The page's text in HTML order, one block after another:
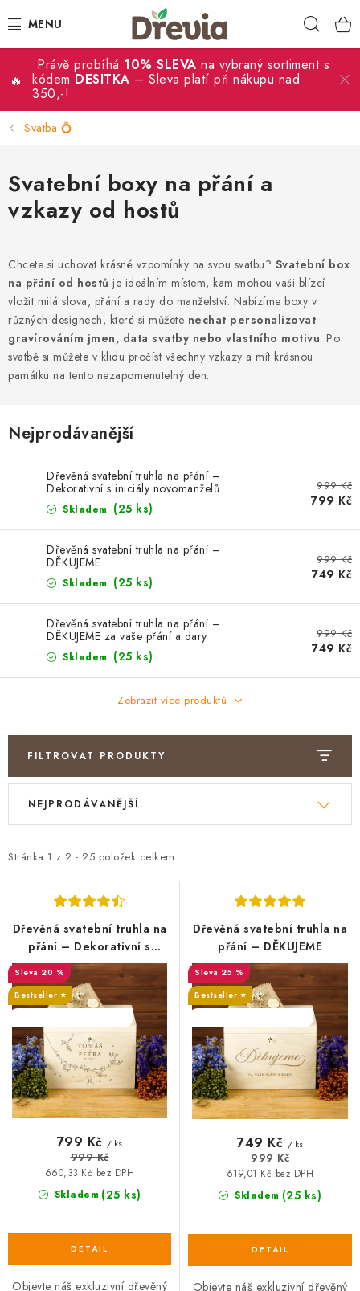
na
SVATBA 💍
DÁRKY
KUCHYŇSKÉ POTŘEBY
PŘÍLEŽITOSTI
MATERIÁLY A TVOŘENÍ
PRO FIRMY
VÝPRODEJ 🔥
Hodnocení obchodu
Stav objednávky
Reklamace a vrácení zboží
Dřeviny a certifikáty
Pro firmy Velkoobchod
Právě probíhá 10% SLEVA na vybraný sortiment s
kódem DESITKA – Sleva platí při nákupu nad
350,-!
Svatba 💍
Svatební boxy na přání a
vzkazy od hostů
Chcete si uchovat krásné vzpomínky na svou svatbu? Svatební box
na přání od hostů je ideálním místem, kam mohou vaši blízcí
vložit milá slova, přání a rady do manželství. Nabízíme boxy v
různých designech, které si můžete nechat personalizovat
gravírováním jmen, data svatby nebo vlastního motivu. Po
svatbě si můžete v klidu pročíst všechny vzkazy a mít krásnou
památku na tento nezapomenutelný den.
Nejprodávanější
Dřevěná svatební truhla na přání –
Dekorativní s iniciály novomanželů
Skladem (25 ks)
999 Kč
799 Kč
Dřevěná svatební truhla na přání –
DĚKUJEME
Skladem (25 ks)
999 Kč
749 Kč
Dřevěná svatební truhla na přání –
DĚKUJEME za vaše přání a dary
Skladem (25 ks)
999 Kč
749 Kč
Zobrazit více produktů
FILTROVAT PRODUKTY
V
i
r
d
u
k
t
ů
Stránka 1 z 2 - 25 položek celkem
Ř
e
p
o
d
u
k
t
ů
NEJPRODÁVANĚJŠÍ
Dřevěná svatební truhla na
přání – Dekorativní s
iniciály novomanželů
20 %
Bestseller ⭐️
Skladem (25 ks)
660,33 Kč bez DPH
799 Kč / ks
999 Kč
Objevte náš exkluzivní dřevěný
Dřevěná svatební truhla na
přání – DĚKUJEME
25 %
Bestseller ⭐️
Skladem (25 ks)
619,01 Kč bez DPH
749 Kč / ks
999 Kč
Objevte náš exkluzivní dřevěný